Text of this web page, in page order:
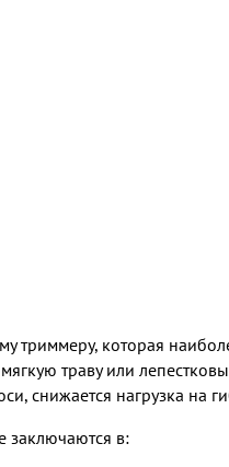
триммеру, которая
траву или
снижается нагрузка
заключаются в: